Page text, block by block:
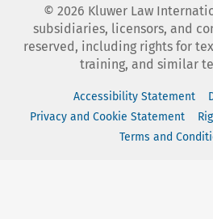
© 2026 Kluwer Law
subsidiaries, licensors, and
reserved, including rights for
training, and similar
Accessibility Statement
Privacy and Cookie Statement
Terms and